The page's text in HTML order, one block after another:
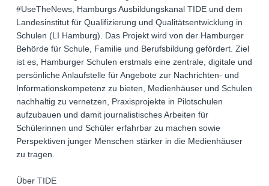
#UseTheNews, Hamburgs Ausbildungskanal TIDE und dem
Landesinstitut für Qualifizierung und Qualitätsentwicklung in
Schulen (LI Hamburg). Das Projekt wird von der Hamburger
Behörde für Schule, Familie und Berufsbildung gefördert. Ziel
ist es, Hamburger Schulen erstmals eine zentrale, digitale und
persönliche Anlaufstelle für Angebote zur Nachrichten- und
Informationskompetenz zu bieten, Medienhäuser und Schulen
nachhaltig zu vernetzen, Praxisprojekte in Pilotschulen
aufzubauen und damit journalistisches Arbeiten für
Schülerinnen und Schüler erfahrbar zu machen sowie
Perspektiven junger Menschen stärker in die Medienhäuser
zu tragen.
Über TIDE